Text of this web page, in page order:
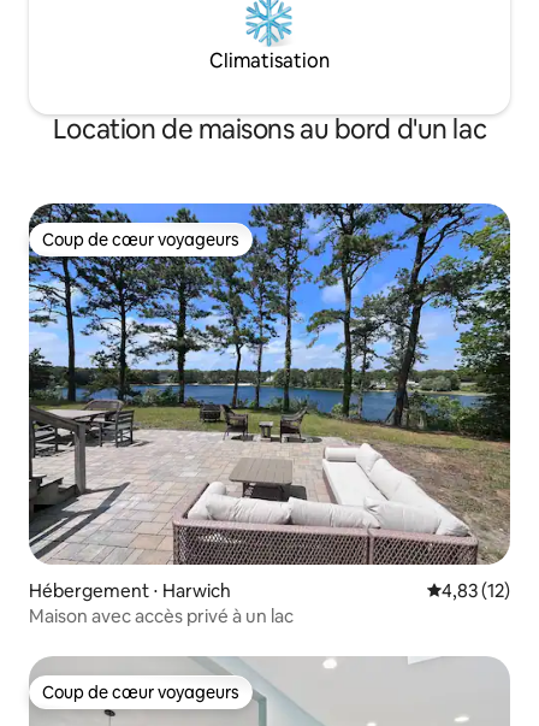
Climatisation
Location de maisons au bord d'un lac
Coup de cœur voyageurs
Coup de cœur voyageurs
Hébergement ⋅ Harwich Évaluation
4,83 (12)
Maison avec accès privé à un lac
Coup de cœur voyageurs
Coup de cœur voyageurs